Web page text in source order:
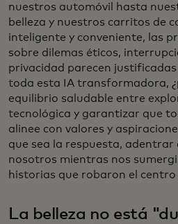
nuestros automóvil hasta
belleza y nuestros carritos de
inteligente y conveniente, las
sobre dilemas éticos,
privacidad parecen
toda esta IA transformadora,
equilibrio saludable entre
tecnológica y garantizar que
alinee con valores y
que sea la respuesta, adentrar
nosotros mientras nos
historias que robaron el centro
La belleza no está